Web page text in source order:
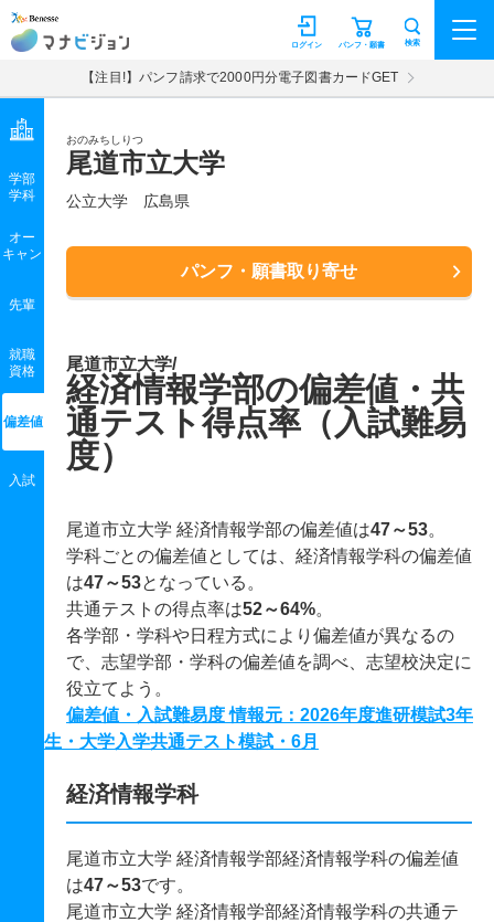
マナビジョン パンフ・願書
ログイン 検索
【注目!】パンフ請求で2000円分電子図書カードGET
おのみちしりつ
尾道市立大学
公立大学 広島県
パンフ・願書取り寄せ
学部
学科
オー
キャン
先輩
就職
資格
偏差値
入試
尾道市立大学/
経済情報学部の偏差値・共
通テスト得点率（入試難易
度）
尾道市立大学 経済情報学部の偏差値は47～53。
学科ごとの偏差値としては、経済情報学科の偏差値
は47～53となっている。
共通テストの得点率は52～64%。
各学部・学科や日程方式により偏差値が異なるの
で、志望学部・学科の偏差値を調べ、志望校決定に
役立てよう。
偏差値・入試難易度 情報元：2026年度進研模試3年
生・大学入学共通テスト模試・6月
経済情報学科
尾道市立大学 経済情報学部経済情報学科の偏差値
は47～53です。
尾道市立大学 経済情報学部経済情報学科の共通テ